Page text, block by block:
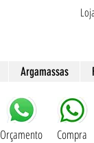
Argamassas
Orçamento Compra